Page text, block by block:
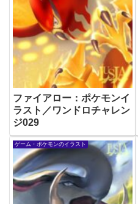
ファイアロー：ポケモンイ
ラスト／ワンドロチャレン
ジ029
ゲーム・ポケモンのイラスト